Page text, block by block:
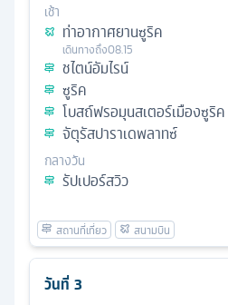
เช้า
ท่าอากาศยานซูริค
เดินทางถึง08.15
ชไตน์อัมไรน์
ซูริค
โบสถ์ฟรอมุนสเตอร์เมืองซูริค
จัตุรัสปาราเดพลาทซ์
กลางวัน
รัปเปอร์สวิว
วันที่ 3